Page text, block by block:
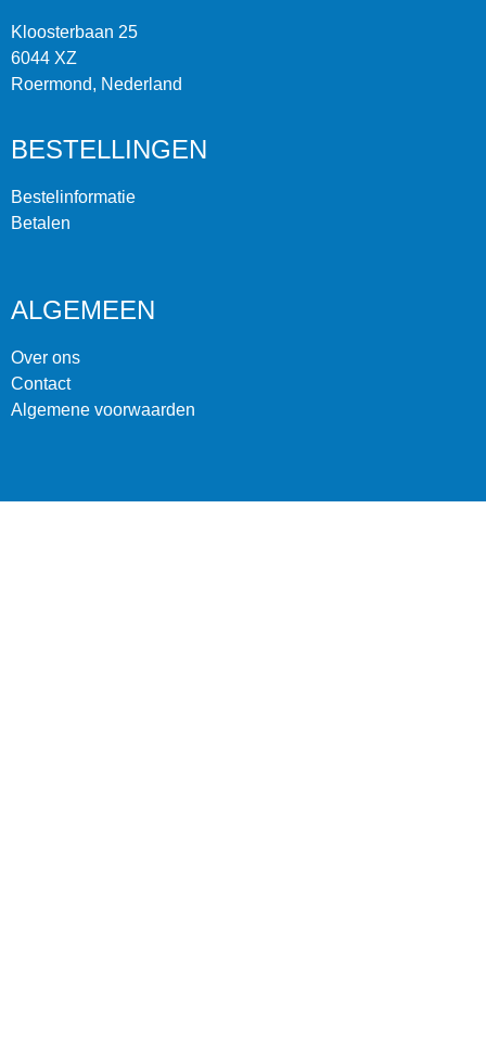
Kloosterbaan 25
6044 XZ
Roermond, Nederland
BESTELLINGEN
Bestelinformatie
Betalen
ALGEMEEN
Over ons
Contact
Algemene voorwaarden